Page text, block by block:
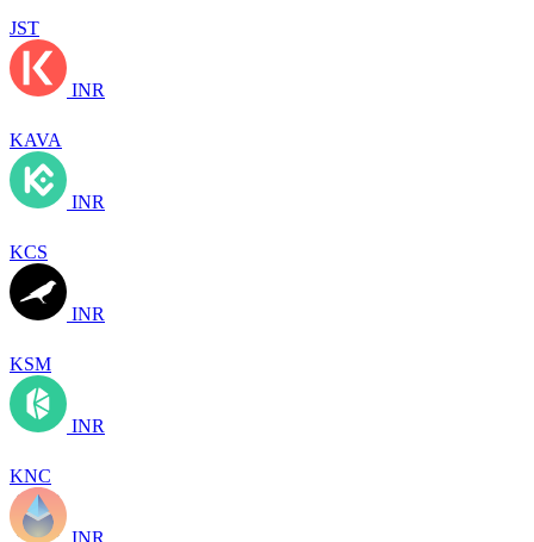
JST
INR
KAVA
INR
KCS
INR
KSM
INR
KNC
INR